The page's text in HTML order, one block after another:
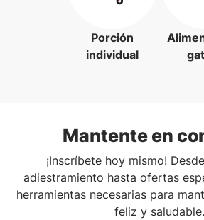
Porción
individual
Mantente en
¡Inscríbete hoy mismo!
adiestramiento hasta ofertas
herramientas necesarias para
feliz y saludable.